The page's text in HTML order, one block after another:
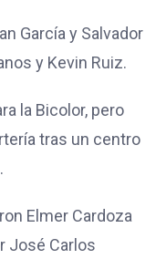
García y Salvador
y Kevin Ruiz.
la Bicolor, pero
tras un centro
Elmer Cardoza
José Carlos